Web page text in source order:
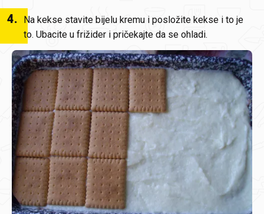
4.
Na kekse stavite bijelu kremu i posložite kekse i to je
to. Ubacite u frižider i pričekajte da se ohladi.